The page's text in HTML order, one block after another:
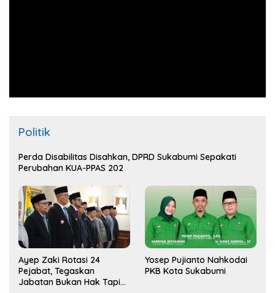
Politik
Perda Disabilitas Disahkan, DPRD Sukabumi Sepakati
Perubahan KUA-PPAS 202
Ayep Zaki Rotasi 24
Pejabat, Tegaskan
Jabatan Bukan Hak Tapi
Yosep Pujianto Nahkodai
PKB Kota Sukabumi